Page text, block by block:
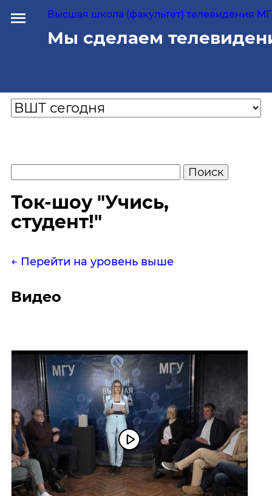
Высшая школа (факультет) телевидения
Мы сделаем
Ток-шоу "Учись,
студент!"
← Перейти на уровень выше
Видео